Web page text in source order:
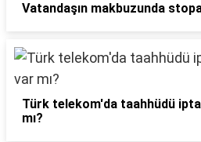
Vatandaşın makbuzunda
Türk telekom'da taahhüdü
mı?